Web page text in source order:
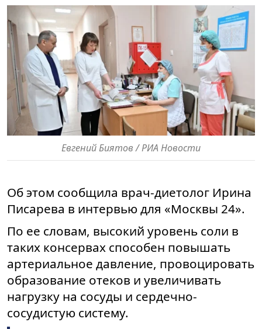
Евгений Биятов / РИА Новости
Об этом сообщила врач-диетолог Ирина
Писарева в интервью для «Москвы 24».
По ее словам, высокий уровень соли в
таких консервах способен повышать
артериальное давление, провоцировать
образование отеков и увеличивать
нагрузку на сосуды и сердечно-
сосудистую систему.